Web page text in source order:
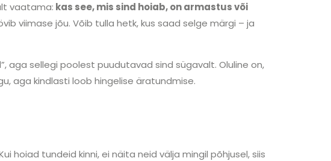
vaatama: kas see, mis sind hoiab, on armastus või
viimase jõu. Võib tulla hetk, kus saad selge märgi – ja
aga sellegi poolest puudutavad sind sügavalt. Oluline on,
aga kindlasti loob hingelise äratundmise.
hoiad tundeid kinni, ei näita neid välja mingil põhjusel, siis